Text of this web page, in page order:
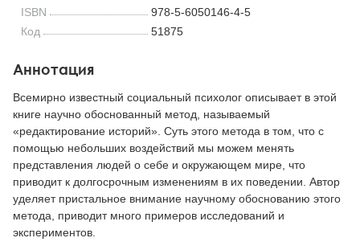
ISBN
978-5-6050146-4-5
Код
51875
Аннотация
Всемирно известный социальный психолог описывает в этой
книге научно обоснованный метод, называемый
«редактирование историй». Суть этого метода в том, что с
помощью небольших воздействий мы можем менять
представления людей о себе и окружающем мире, что
приводит к долгосрочным изменениям в их поведении. Автор
уделяет пристальное внимание научному обоснованию этого
метода, приводит много примеров исследований и
экспериментов.